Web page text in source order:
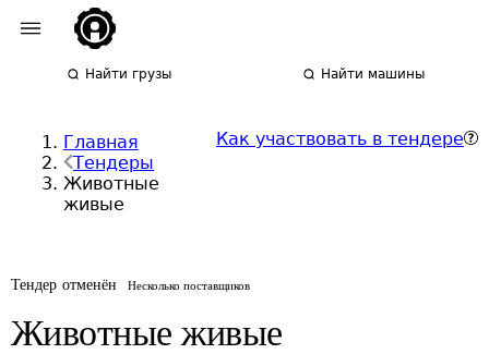
Найти грузы Найти машины
Главная
Тендеры
Животные
живые
Как участвовать в тендере
Тендер отменён Несколько поставщиков
Животные живые